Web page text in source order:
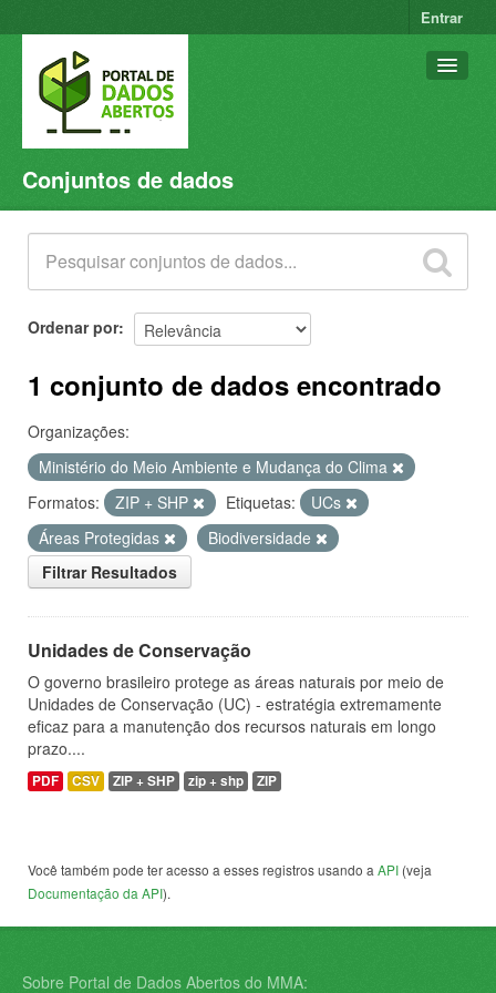
Entrar
Conjuntos de dados
Organizações
Grupos
Sobre
Conjuntos de dados
Ordenar por
1 conjunto de dados encontrado
Organizações:
Ministério do Meio Ambiente e Mudança do Clima
Formatos:
ZIP + SHP Etiquetas:
UCs
Áreas Protegidas
Biodiversidade
Filtrar Resultados
Unidades de Conservação
O governo brasileiro protege as áreas naturais por meio de
Unidades de Conservação (UC) - estratégia extremamente
eficaz para a manutenção dos recursos naturais em longo
prazo....
PDF CSV ZIP + SHP zip + shp ZIP
Você também pode ter acesso a esses registros usando a API (veja
Documentação da API).
Sobre Portal de Dados Abertos do MMA: